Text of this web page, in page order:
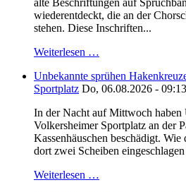
alte Beschriftungen auf
wiederentdeckt, die an der
stehen. Diese Inschriften...
Weiterlesen …
Unbekannte sprühen
Sportplatz Do, 06.08.2026 - 09:13
In der Nacht auf Mittwoch haben
Volkersheimer Sportplatz an der
Kassenhäuschen beschädigt.
dort zwei Scheiben
Weiterlesen …